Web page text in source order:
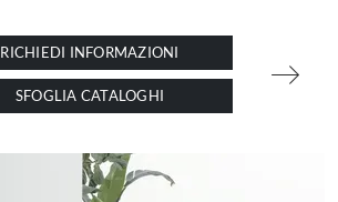
RICHIEDI INFORMAZIONI
SFOGLIA CATALOGHI